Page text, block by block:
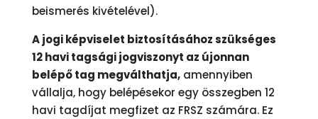
beismerés kivételével).
A jogi képviselet biztosításához szükséges
12 havi tagsági jogviszonyt az újonnan
belépő tag megválthatja,amennyiben
vállalja, hogy belépésekor egy összegben 12
havi tagdíjat megfizet az FRSZ számára. Ez